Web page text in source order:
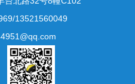
13521560049